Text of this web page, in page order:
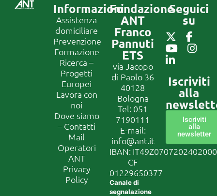
Informazioni
Assistenza
domiciliare
Prevenzione
Formazione
Ricerca –
Progetti
Europei
Lavora con
noi
Dove siamo
– Contatti
Mail
Operatori
ANT
Privacy
Policy
Fondazione
ANT
Franco
Pannuti
ETS
via Jacopo
di Paolo 36
40128
Bologna
Tel: 051
7190111
E-mail:
info@ant.it
IBAN:
CF
01229650377
Canale di
segnalazione
Seguici
su
Iscriviti
alla
Iscriviti
alla
newsletter